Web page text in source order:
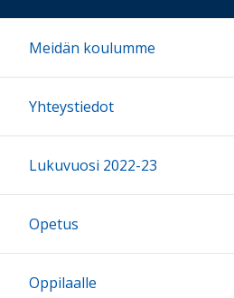
16:00
17:00
Meidän koulumme
Yhteystiedot
Lukuvuosi 2022-23
Opetus
Oppilaalle